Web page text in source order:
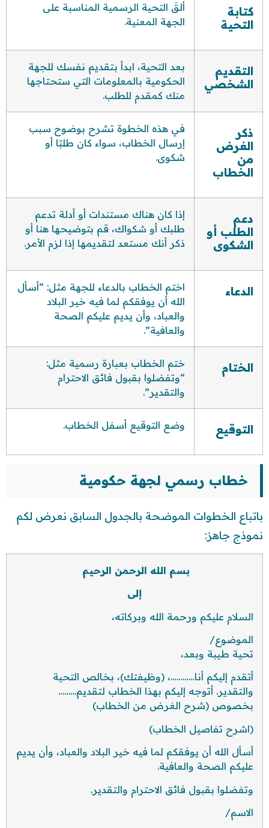
كتابة
التحية
ألقَ التحية الرسمية المناسبة على
الجهة المعنية.
التقديم
الشخصي
بعد التحية، ابدأ بتقديم نفسك للجهة
الحكومية بالمعلومات التي ستحتاجها
منك كمقدم للطلب.
ذكر
الغرض
من
الخطاب
في هذه الخطوة تشرح بوضوح سبب
إرسال الخطاب، سواء كان طلبًا أو
شكوى.
دعم
الطلب أو
الشكوى
إذا كان هناك مستندات أو أدلة تدعم
طلبك أو شكواك، قم بتوضيحها هنا أو
ذكر أنك مستعد لتقديمها إذا لزم الأمر.
الدعاء
اختم الخطاب بالدعاء للجهة مثل: “أسأل
الله أن يوفقكم لما فيه خير البلاد
والعباد، وأن يديم عليكم الصحة
والعافية”.
الختام
ختم الخطاب بعبارة رسمية مثل:
“وتفضلوا بقبول فائق الاحترام
والتقدير”.
التوقيع وضع التوقيع أسفل الخطاب.
خطاب رسمي لجهة حكومية
باتباع الخطوات الموضحة بالجدول السابق نعرض لكم
نموذج جاهز:
بسم الله الرحمن الرحيم
إلى
السلام عليكم ورحمة الله وبركاته،
الموضوع/
تحية طيبة وبعد،
أتقدم إليكم أنا…………، (وظيفتك)، بخالص التحية
والتقدير. أتوجه إليكم بهذا الخطاب لتقديم………
بخصوص (شرح الغرض من الخطاب)
(اشرح تفاصيل الخطاب)
أسأل الله أن يوفقكم لما فيه خير البلاد والعباد، وأن يديم
عليكم الصحة والعافية.
وتفضلوا بقبول فائق الاحترام والتقدير.
الاسم/